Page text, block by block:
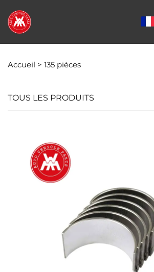
Accueil > 135 pièces
TOUS LES PRODUITS